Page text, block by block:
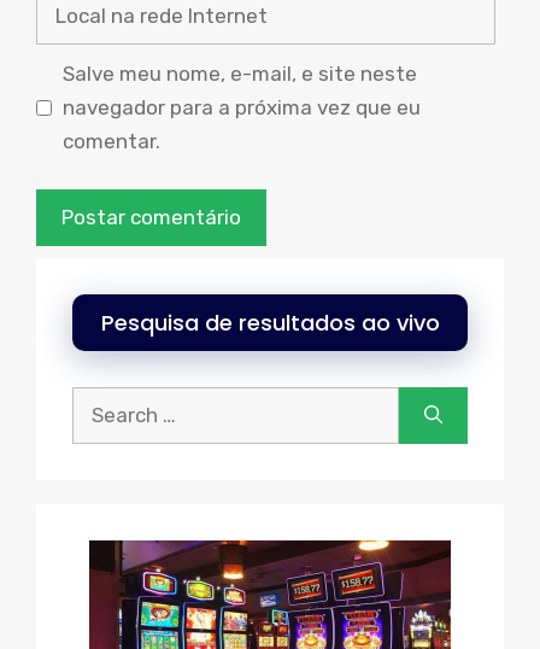
na
rede
Internet
Salve meu nome, e-mail, e site neste
navegador para a próxima vez que eu
comentar.
Pesquisa de resultados ao vivo
Procurar: